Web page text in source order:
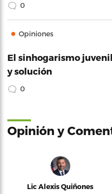
0
Opiniones
El sinhogarismo
y solución
0
Opinión y
Lic Alexis Quiñones